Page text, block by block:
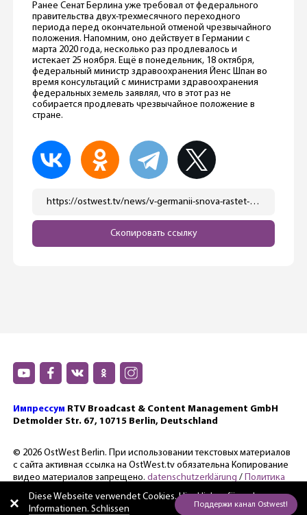
Ранее Сенат Берлина уже требовал от федерального
правительства двух-трехмесячного переходного
периода перед окончательной отменой чрезвычайного
положения. Напомним, оно действует в Германии с
марта 2020 года, несколько раз продлевалось и
истекает 25 ноября. Ещё в понедельник, 18 октября,
федеральный министр здравоохранения Йенс Шпан во
время консультаций с министрами здравоохранения
федеральных земель заявлял, что в этот раз не
собирается продлевать чрезвычайное положение в
стране.
https://ostwest.tv/news/v-germanii-snova-rastet-chislo-zarazhennyh-kovidom/
Скопировать ссылку
Импрессум RTV Broadcast & Content Management GmbH
Detmolder Str. 67, 10715 Berlin, Deutschland
© 2026 OstWest Berlin. При использовании текстовых материалов
с сайта активная ссылка на OstWest.tv обязательна Копирование
видео материалов запрещено. datenschutzerklärung / Политика
конфиденциальности.
Diese Webseite verwendet Cookies. Hierklicken für mehr
Informationen. Schlissen